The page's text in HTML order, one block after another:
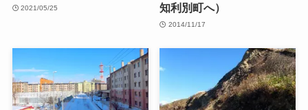
2021/05/25
知利別町へ）
2014/11/17